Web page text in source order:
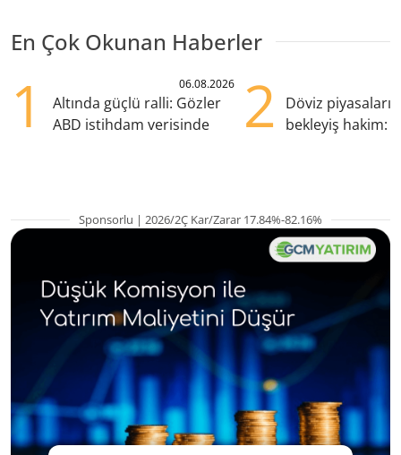
En Çok Okunan Haberler
1 06.08.2026
Altında güçlü ralli: Gözler
ABD istihdam verisinde
2
Döviz
bekleyiş hakim:
Sponsorlu | 2026/2Ç Kar/Zarar 17.84%-82.16%